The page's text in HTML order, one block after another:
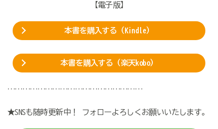
【電子版】
本書を購入する（Kindle）
本書を購入する（楽天kobo）
………………………………………………
★SNSも随時更新中！ フォローよろしくお願いいたします。